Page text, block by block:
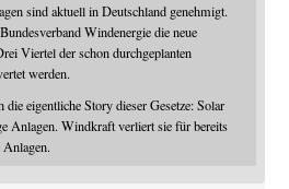
sind aktuell in Deutschland genehmigt.
Windenergie die neue
Viertel der schon durchgeplanten
werden.
eigentliche Story dieser Gesetze: Solar
Anlagen. Windkraft verliert sie für bereits
Anlagen.